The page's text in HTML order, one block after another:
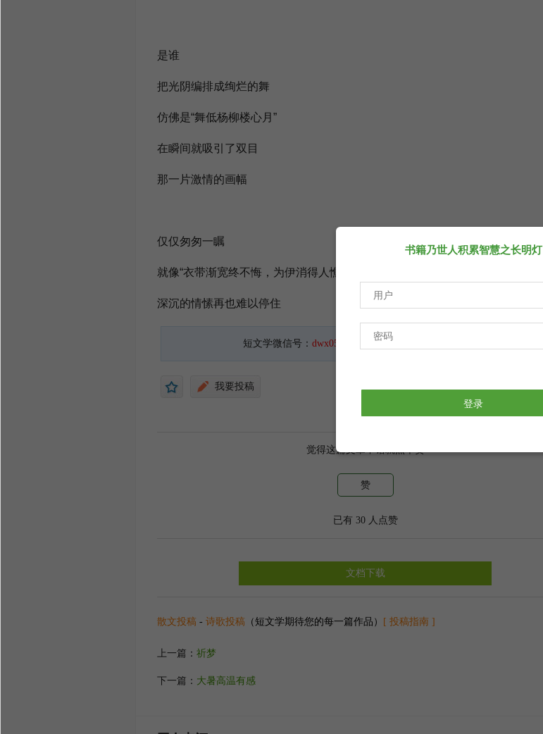
是谁
把光阴编排成绚烂的舞
仿佛是“舞低杨柳楼心月”
在瞬间就吸引了双目
那一片激情的画幅
仅仅匆匆一瞩
就像“衣带渐宽终不悔，为伊消得人憔悴”
深沉的情愫再也难以停住
短文学微信号：dwx050212 ，鼠标移到这里，一键关注。
我要投稿
觉得这篇文章不错就点个赞
赞
已有 30人点赞
文档下载
散文投稿 - 诗歌投稿 （短文学期待您的每一篇作品） [ 投稿指南 ]
上一篇： 祈梦
下一篇： 大暑高温有感
书籍乃世人积累智慧之长明灯
登录